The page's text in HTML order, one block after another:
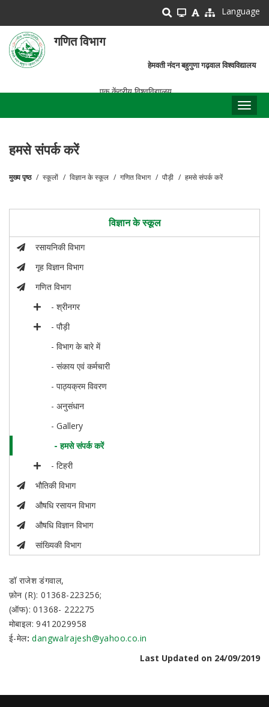
main
content
Language
गणित विभाग
हेमवती नंदन बहुगुणा गढ़वाल विश्वविद्यालय
एक केंद्रीय विश्वविद्यालय
हमसे संपर्क करें
मुख्य पृष्ठ स्कूलों विज्ञान के स्कूल गणित विभाग पौड़ी हमसे संपर्क करें
विज्ञान के स्कूल
रसायनिकी विभाग
गृह विज्ञान विभाग
गणित विभाग
- श्रीनगर
- पौड़ी
- विभाग के बारे में
- संकाय एवं कर्मचारी
- पाठ्यक्रम विवरण
- अनुसंधान
- Gallery
- हमसे संपर्क करें
- टिहरी
भौतिकी विभाग
औषधि रसायन विभाग
औषधि विज्ञान विभाग
सांख्यिकी विभाग
डॉ राजेश डंगवाल,
फ़ोन (R): 01368-223256;
(ऑफ): 01368- 222275
मोबाइल: 9412029958
ई-मेल: dangwalrajesh@yahoo.co.in
Last Updated on 24/09/2019